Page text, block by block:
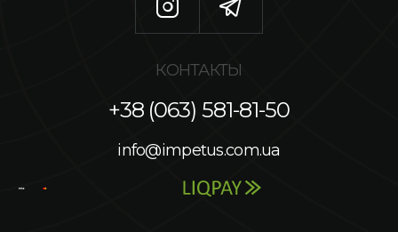
КОНТАКТЫ
+38 (063) 581-81-50
info@impetus.com.ua